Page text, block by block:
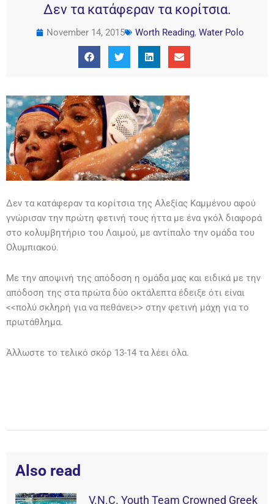
Δεν τα κατάφεραν τα κορίτσια.
November 14, 2015 Worth Reading, Water Polo
Δεν τα κατάφεραν τα κορίτσια της Αλεξίας Καμμένου αφού
γνώρισαν την πρώτη φετινή τους ήττα με ένα γκόλ διαφορά
στο κολυμβητήριο του Λαιμού, με αντίπαλο την ομάδα του
Ολυμπιακού.
Με την αποψινή της απόδοση η ομάδα μας και ειδικά με την
απόδοση της στα πρώτα δύο οκτάλεπτα έδειξε ότι είναι
<<πολύ σκληρή για να πεθάνει>> στην φετινή μάχη για το
πρωτάθλημα.
Άλλωστε το τελικό σκόρ 13-14 τα λέει όλα.
Also read
V.N.C. Youth Team Crowned Greek